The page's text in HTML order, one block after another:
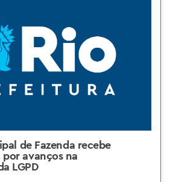
de Fazenda recebe
avanços na
LGPD